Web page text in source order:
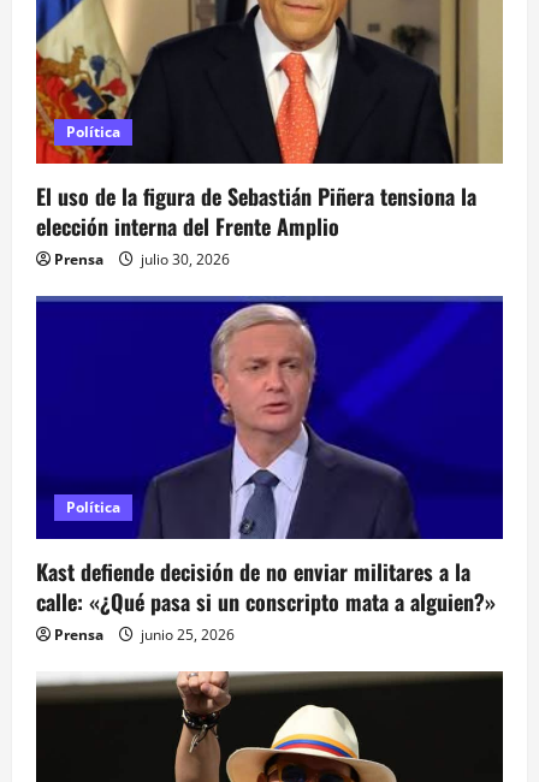
d
e
e
n
t
r
s
Política
El uso de la figura de Sebastián Piñera tensiona la
elección interna del Frente Amplio
Prensa julio 30, 2026
Política
Kast defiende decisión de no enviar militares a la
calle: «¿Qué pasa si un conscripto mata a alguien?»
Prensa junio 25, 2026